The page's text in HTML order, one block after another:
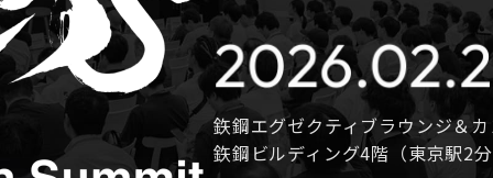
鉃鋼エグゼクティブラウンジ＆
鉃鋼ビルディング4階（東京駅2